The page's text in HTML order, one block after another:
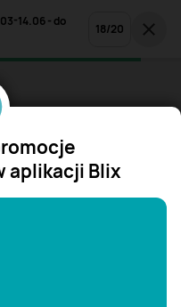
14.06 - do
18/20
aplikacji Blix